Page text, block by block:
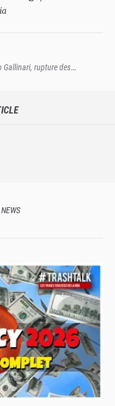
Gallinari, rupture des